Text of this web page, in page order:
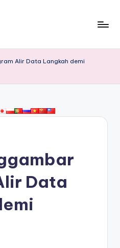
Alir Data Langkah demi
Data